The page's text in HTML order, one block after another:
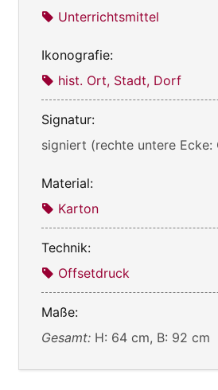
Unterrichtsmittel
Ikonografie:
hist. Ort, Stadt, Dorf
Signatur:
signiert (rechte untere Ecke:
Material:
Karton
Technik:
Offsetdruck
Maße:
Gesamt: H: 64 cm, B: 92 cm